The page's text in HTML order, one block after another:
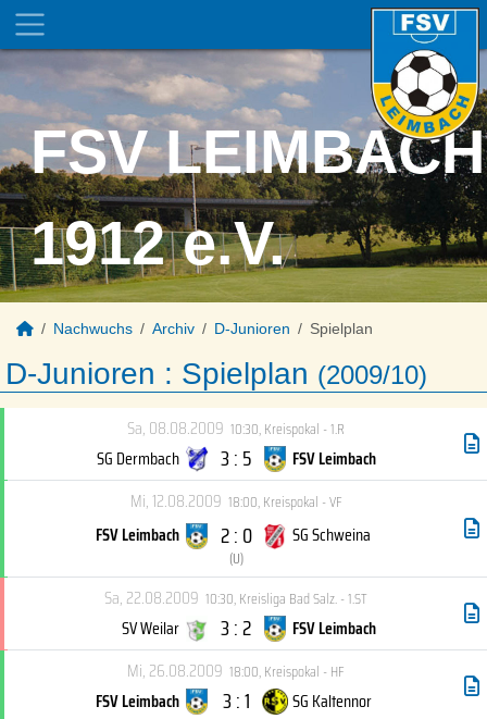
FSV LEIMBACH
1912 e.V.
Nachwuchs Archiv D-Junioren Spielplan
D-Junioren : Spielplan (2009/10)
Sa, 08.08.2009 10:30,Kreispokal - 1.R
SG Dermbach 3 : 5
FSV Leimbach
Mi, 12.08.2009 18:00,Kreispokal - VF
FSV Leimbach 2 : 0
(U)
SG Schweina
Sa, 22.08.2009 10:30,Kreisliga Bad Salz. - 1.ST
SV Weilar 3 : 2
FSV Leimbach
Mi, 26.08.2009 18:00,Kreispokal - HF
FSV Leimbach 3 : 1
SG Kaltennor